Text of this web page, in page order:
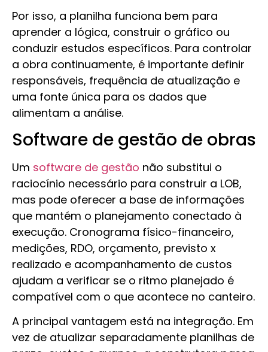
Por isso, a planilha funciona bem para
aprender a lógica, construir o gráfico ou
conduzir estudos específicos. Para controlar
a obra continuamente, é importante definir
responsáveis, frequência de atualização e
uma fonte única para os dados que
alimentam a análise.
Software de gestão de obras
Um software de gestão não substitui o
raciocínio necessário para construir a LOB,
mas pode oferecer a base de informações
que mantém o planejamento conectado à
execução. Cronograma físico-financeiro,
medições, RDO, orçamento, previsto x
realizado e acompanhamento de custos
ajudam a verificar se o ritmo planejado é
compatível com o que acontece no canteiro.
A principal vantagem está na integração. Em
vez de atualizar separadamente planilhas de